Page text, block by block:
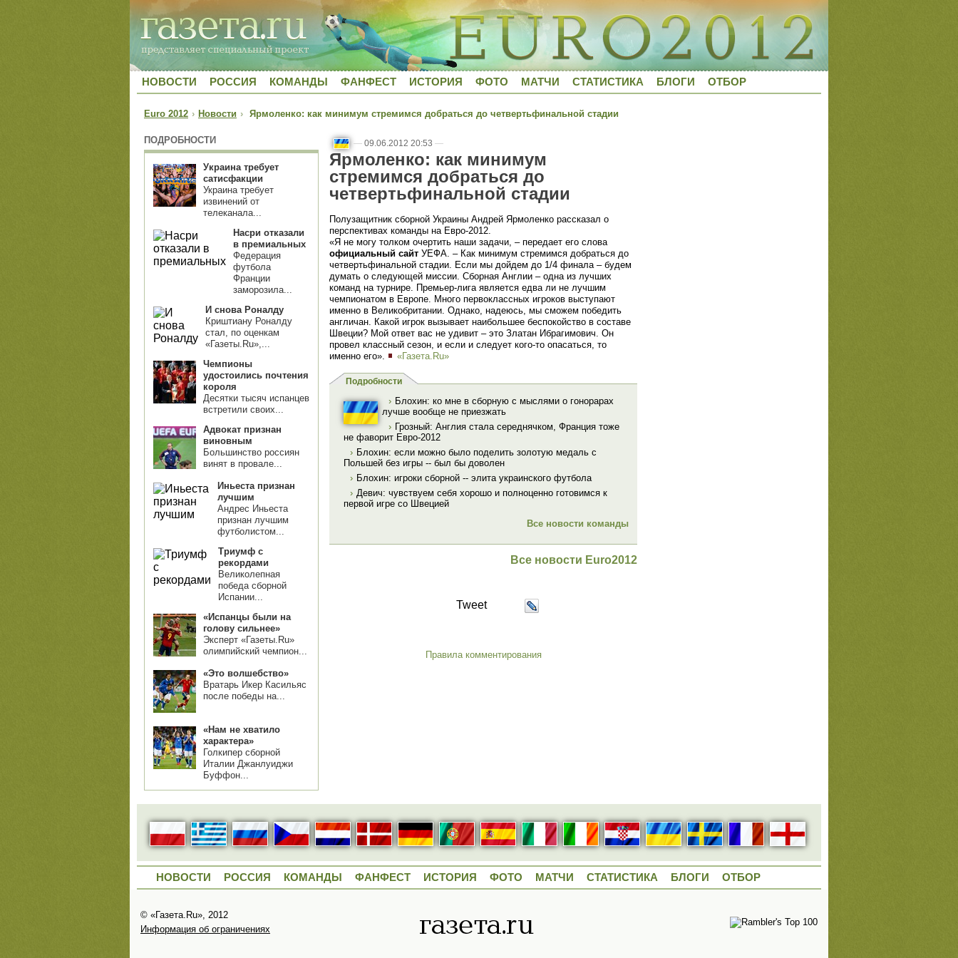
НОВОСТИ РОССИЯ КОМАНДЫ ФАНФЕСТ ИСТОРИЯ ФОТО МАТЧИ СТАТИСТИКА БЛОГИ ОТБОР
Euro 2012 › Новости › Ярмоленко: как минимум стремимся добраться до четвертьфинальной стадии
ПОДРОБНОСТИ
Украина требует
сатисфакции
Украина требует
извинений от
телеканала...
Насри отказали
в премиальных
Федерация
футбола
Франции
заморозила...
И снова Роналду
Криштиану Роналду
стал, по оценкам
«Газеты.Ru»,...
Чемпионы
удостоились почтения
короля
Десятки тысяч испанцев
встретили своих...
Адвокат признан
виновным
Большинство россиян
винят в провале...
Иньеста признан
лучшим
Андрес Иньеста
признан лучшим
футболистом...
Триумф с
рекордами
Великолепная
победа сборной
Испании...
«Испанцы были на
голову сильнее»
Эксперт «Газеты.Ru»
олимпийский чемпион...
«Это волшебство»
Вратарь Икер Касильяс
после победы на...
«Нам не хватило
характера»
Голкипер сборной
Италии Джанлуиджи
Буффон...
— 09.06.2012 20:53 —
Ярмоленко: как минимум
стремимся добраться до
четвертьфинальной стадии
Полузащитник сборной Украины Андрей Ярмоленко рассказал о
перспективах команды на Евро-2012.
«Я не могу толком очертить наши задачи, – передает его слова
официальный сайт УЕФА. – Как минимум стремимся добраться до
четвертьфинальной стадии. Если мы дойдем до 1/4 финала – будем
думать о следующей миссии. Сборная Англии – одна из лучших
команд на турнире. Премьер-лига является едва ли не лучшим
чемпионатом в Европе. Много первоклассных игроков выступают
именно в Великобритании. Однако, надеюсь, мы сможем победить
англичан. Какой игрок вызывает наибольшее беспокойство в составе
Швеции? Мой ответ вас не удивит – это Златан Ибрагимович. Он
провел классный сезон, и если и следует кого-то опасаться, то
именно его».
«Газета.Ru»
Подробности
› Блохин: ко мне в сборную с мыслями о гонорарах
лучше вообще не приезжать
› Грозный: Англия стала середнячком, Франция тоже
не фаворит Евро-2012
› Блохин: если можно было поделить золотую медаль с
Польшей без игры -- был бы доволен
› Блохин: игроки сборной -- элита украинского футбола
› Девич: чувствуем себя хорошо и полноценно готовимся к
первой игре со Швецией
Все новости команды
Все новости Euro2012
Tweet
Правила комментирования
НОВОСТИ РОССИЯ КОМАНДЫ ФАНФЕСТ ИСТОРИЯ ФОТО МАТЧИ СТАТИСТИКА БЛОГИ ОТБОР
© «Газета.Ru», 2012
Информация об ограничениях